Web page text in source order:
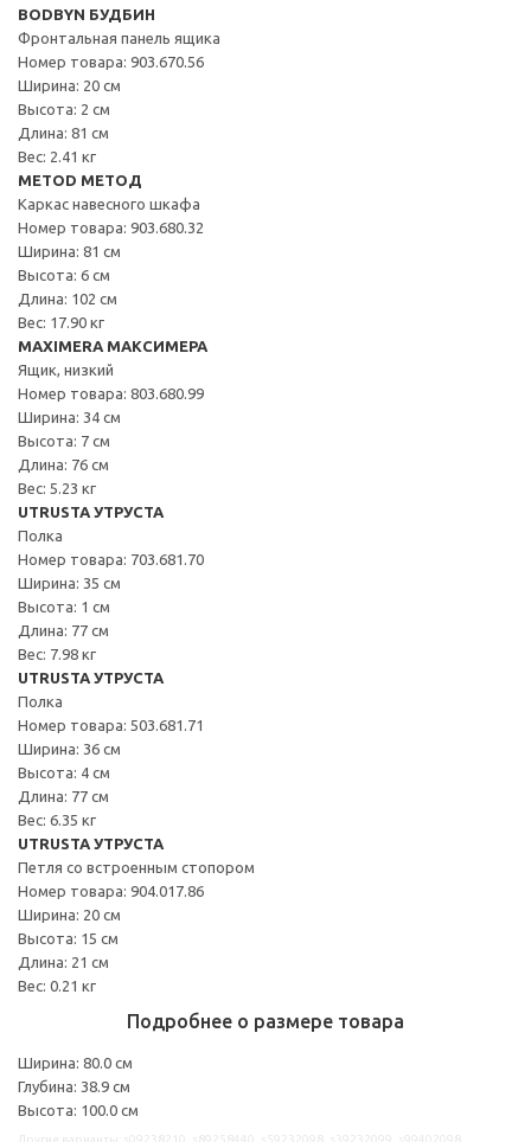
BODBYN БУДБИН
Фронтальная панель ящика
Номер товара: 903.670.56
Ширина: 20 см
Высота: 2 см
Длина: 81 см
Вес: 2.41 кг
METOD МЕТОД
Каркас навесного шкафа
Номер товара: 903.680.32
Ширина: 81 см
Высота: 6 см
Длина: 102 см
Вес: 17.90 кг
MAXIMERA МАКСИМЕРА
Ящик, низкий
Номер товара: 803.680.99
Ширина: 34 см
Высота: 7 см
Длина: 76 см
Вес: 5.23 кг
UTRUSTA УТРУСТА
Полка
Номер товара: 703.681.70
Ширина: 35 см
Высота: 1 см
Длина: 77 см
Вес: 7.98 кг
UTRUSTA УТРУСТА
Полка
Номер товара: 503.681.71
Ширина: 36 см
Высота: 4 см
Длина: 77 см
Вес: 6.35 кг
UTRUSTA УТРУСТА
Петля со встроенным стопором
Номер товара: 904.017.86
Ширина: 20 см
Высота: 15 см
Длина: 21 см
Вес: 0.21 кг
Подробнее о размере товара
Ширина: 80.0 см
Глубина: 38.9 см
Высота: 100.0 см